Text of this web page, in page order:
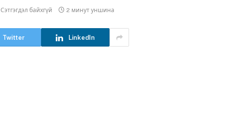
Сэтгэгдэл байхгүй 2 минут уншина
Twitter LinkedIn